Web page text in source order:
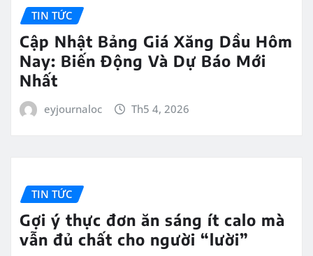
TIN TỨC
Cập Nhật Bảng Giá Xăng Dầu Hôm
Nay: Biến Động Và Dự Báo Mới
Nhất
eyjournaloc Th5 4, 2026
TIN TỨC
Gợi ý thực đơn ăn sáng ít calo mà
vẫn đủ chất cho người “lười”